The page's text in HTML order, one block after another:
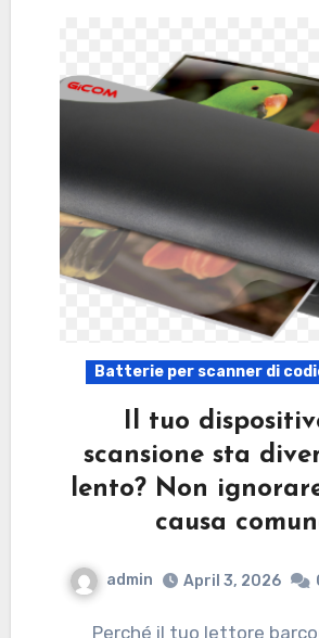
Batterie per scanner di
Il tuo
scansione sta
lento? Non
causa
admin April 3, 2026
Perché il tuo lettore barcode perde